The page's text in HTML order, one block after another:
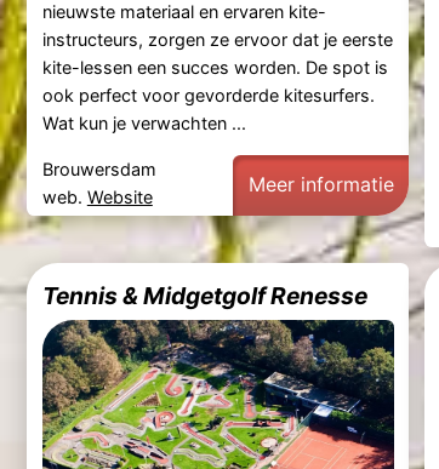
nieuwste materiaal en ervaren kite-
instructeurs, zorgen ze ervoor dat je eerste
kite-lessen een succes worden. De spot is
ook perfect voor gevorderde kitesurfers.
Wat kun je verwachten ...
Brouwersdam
web. Website Meer informatie
Tennis & Midgetgolf Renesse